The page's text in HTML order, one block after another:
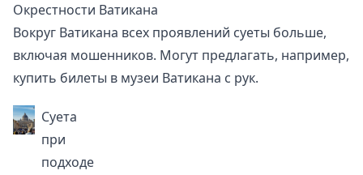
Окрестности Ватикана
Вокруг Ватикана всех проявлений суеты больше,
включая мошенников. Могут предлагать, например,
купить билеты в музеи Ватикана с рук.
Суета
при
подходе